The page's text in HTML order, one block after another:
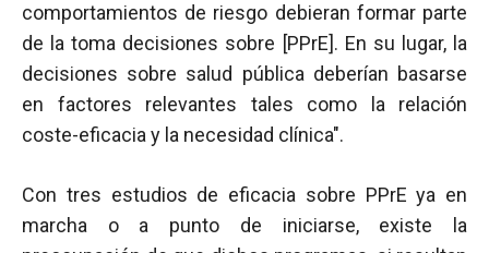
comportamientos de riesgo debieran formar parte
de la toma decisiones sobre [PPrE]. En su lugar, la
decisiones sobre salud pública deberían basarse
en factores relevantes tales como la relación
coste-eficacia y la necesidad clínica".
Con tres estudios de eficacia sobre PPrE ya en
marcha o a punto de iniciarse, existe la